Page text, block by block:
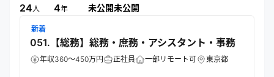
幅広い業界のデジタル人材育成と企業のAI活用を支援してい
24人 4年
未公開未公開
新着
051.【総務】総務・庶務・アシスタント・事務
年収360～450万円 正社員 一部リモート可 東京都